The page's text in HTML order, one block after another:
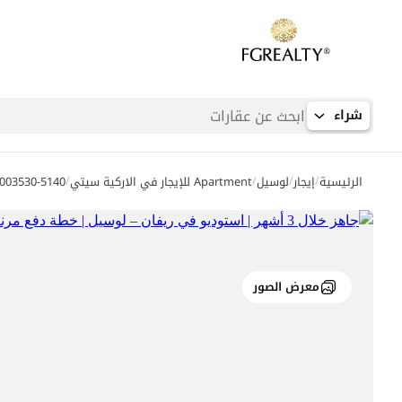
شراء
معرض الصور
الرئيسية/إيجار/لوسيل/Apartment للإيجار في الاركية سيتي /
5140